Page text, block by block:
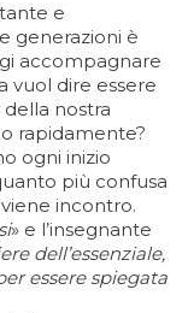
e
generazioni è
accompagnare
vuol dire essere
nostra
rapidamente?
ogni inizio
più confusa
incontro.
» e l’insegnante
dell’essenziale,
essere spiegata